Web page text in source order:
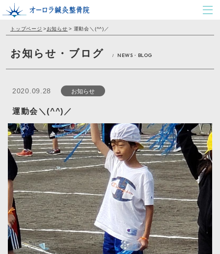
トップページ >お知らせ > 運動会＼(^^)／
お知らせ・ブログ / NEWS・BLOG
2020.09.28 お知らせ
運動会＼(^^)／